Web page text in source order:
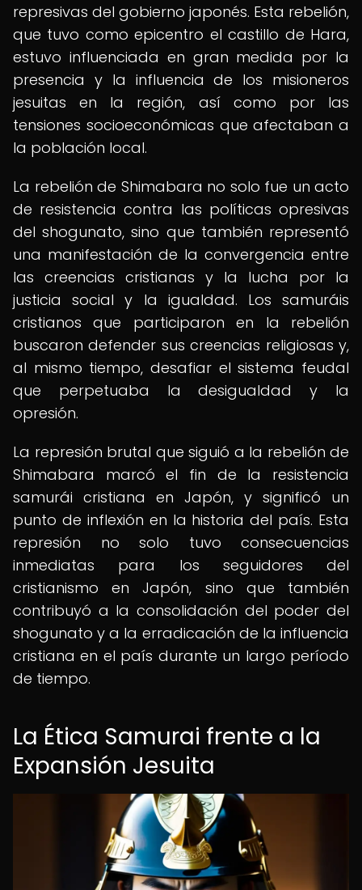
represivas del gobierno japonés. Esta rebelión,
que tuvo como epicentro el castillo de Hara,
estuvo influenciada en gran medida por la
presencia y la influencia de los misioneros
jesuitas en la región, así como por las
tensiones socioeconómicas que afectaban a
la población local.
La rebelión de Shimabara no solo fue un acto
de resistencia contra las políticas opresivas
del shogunato, sino que también representó
una manifestación de la convergencia entre
las creencias cristianas y la lucha por la
justicia social y la igualdad. Los samuráis
cristianos que participaron en la rebelión
buscaron defender sus creencias religiosas y,
al mismo tiempo, desafiar el sistema feudal
que perpetuaba la desigualdad y la
opresión.
La represión brutal que siguió a la rebelión de
Shimabara marcó el fin de la resistencia
samurái cristiana en Japón, y significó un
punto de inflexión en la historia del país. Esta
represión no solo tuvo consecuencias
inmediatas para los seguidores del
cristianismo en Japón, sino que también
contribuyó a la consolidación del poder del
shogunato y a la erradicación de la influencia
cristiana en el país durante un largo período
de tiempo.
La Ética Samurai frente a la
Expansión Jesuita